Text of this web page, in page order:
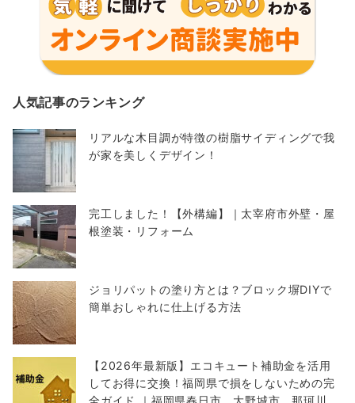
人気記事のランキング
リアルな木目調が特徴の樹脂サイディングで我
が家を美しくデザイン！
完工しました！【外構編】｜太宰府市外壁・屋
根塗装・リフォーム
ジョリパットの塗り方とは？ブロック塀DIYで
簡単おしゃれに仕上げる方法
【2026年最新版】エコキュート補助金を活用
してお得に交換！福岡県で損をしないための完